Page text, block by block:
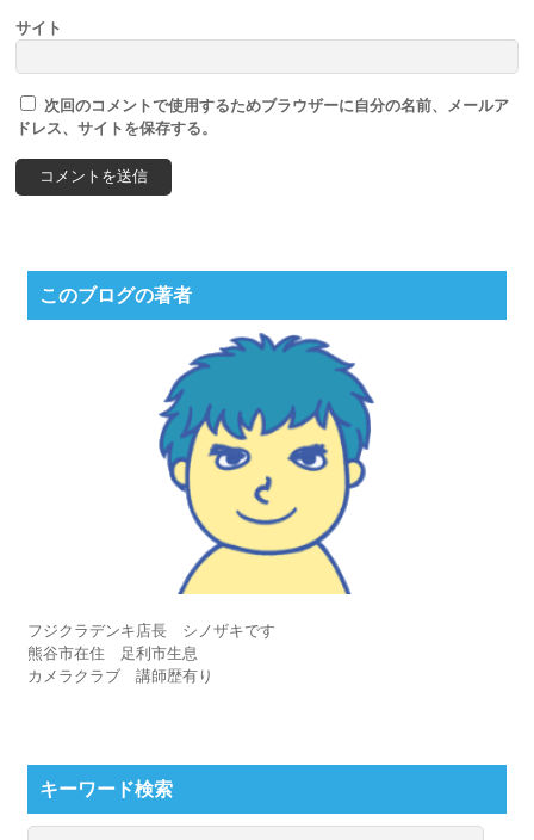
サイト
次回のコメントで使用するためブラウザーに自分の名前、メールア
ドレス、サイトを保存する。
このブログの著者
フジクラデンキ店長 シノザキです
熊谷市在住 足利市生息
カメラクラブ 講師歴有り
キーワード検索